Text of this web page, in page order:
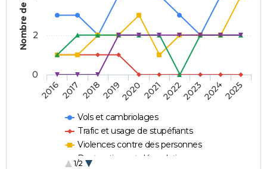
Nombre de faits
Vols et cambriolages
Trafic et usage de stupéfiants
Violences contre des personnes
Destructions et dégradations
1/2
20162017 20182019202020212022202320242025
0
2